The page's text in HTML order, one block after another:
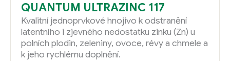
QUANTUM ULTRAZINC 117
Kvalitní jednoprvkové hnojivo k odstranění
latentního i zjevného nedostatku zinku (Zn) u
polních plodin, zeleniny, ovoce, révy a chmele a
k jeho rychlému doplnění.